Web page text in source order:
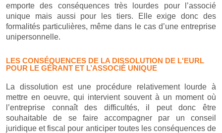
emporte des conséquences très lourdes pour l’associé
unique mais aussi pour les tiers. Elle exige donc des
formalités particulières, même dans le cas d’une entreprise
unipersonnelle.
LES CONSÉQUENCES DE LA DISSOLUTION DE L'EURL
POUR LE GÉRANT ET L’ASSOCIÉ UNIQUE
La dissolution est une procédure relativement lourde à
mettre en oeuvre, qui intervient souvent à un moment où
l’entreprise connaît des difficultés, il peut donc être
souhaitable de se faire accompagner par un conseil
juridique et fiscal pour anticiper toutes les conséquences de